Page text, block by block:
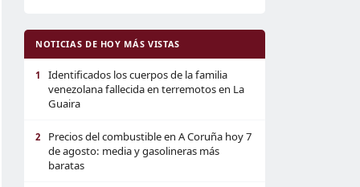
NOTICIAS DE HOY MÁS VISTAS
1
Identificados los cuerpos de la familia
venezolana fallecida en terremotos en La
Guaira
2
Precios del combustible en A Coruña hoy 7
de agosto: media y gasolineras más
baratas